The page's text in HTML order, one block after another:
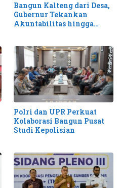
Bangun Kalteng dari Desa,
Gubernur Tekankan
Akuntabilitas hingga
Polri dan UPR Perkuat
Kolaborasi Bangun Pusat
Studi Kepolisian